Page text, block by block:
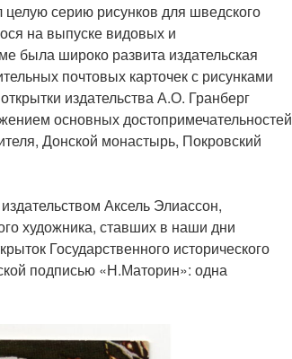
серию рисунков для шведского
на выпуске видовых и
была широко развита издательская
почтовых карточек с рисунками
издательства А.О. Гранберг
основных достопримечательностей
Донской монастырь, Покровский
Аксель Элиассон,
художника, ставших в наши дни
Государственного исторического
подписью «Н.Маторин»: одна